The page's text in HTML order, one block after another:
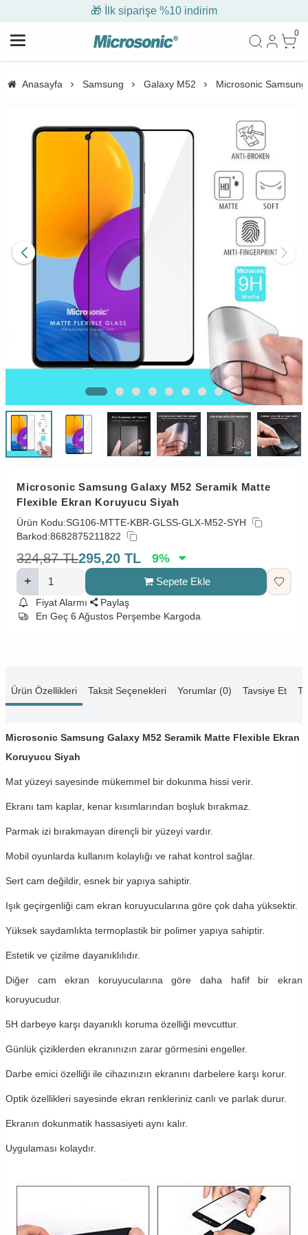
🎁 İlk siparişe %10 indirim
0
Anasayfa Samsung Galaxy M52 Microsonic
Microsonic Samsung Galaxy M52 Seramik Matte
Flexible Ekran Koruyucu Siyah
Ürün Kodu:SG106-MTTE-KBR-GLSS-GLX-M52-SYH
Barkod:8682875211822
324,87 TL295,20 TL 9%
Sepete Ekle
Fiyat Alarmı
Paylaş
En Geç 6 Ağustos Perşembe Kargoda
Ürün Özellikleri Taksit Seçenekleri Yorumlar (0) Tavsiye Et
Microsonic Samsung Galaxy M52 Seramik Matte Flexible Ekran
Koruyucu Siyah
Mat yüzeyi sayesinde mükemmel bir dokunma hissi verir.
Ekranı tam kaplar, kenar kısımlarından boşluk bırakmaz.
Parmak izi bırakmayan dirençli bir yüzeyi vardır.
Mobil oyunlarda kullanım kolaylığı ve rahat kontrol sağlar.
Sert cam değildir, esnek bir yapıya sahiptir.
Işık geçirgenliği cam ekran koruyucularına göre çok daha yüksektir.
Yüksek saydamlıkta termoplastik bir polimer yapıya sahiptir.
Estetik ve çizilme dayanıklılıdır.
Diğer cam ekran koruyucularına göre daha hafif bir ekran
koruyucudur.
5H darbeye karşı dayanıklı koruma özelliği mevcuttur.
Günlük çiziklerden ekranınızın zarar görmesini engeller.
Darbe emici özelliği ile cihazınızın ekranını darbelere karşı korur.
Optik özellikleri sayesinde ekran renkleriniz canlı ve parlak durur.
Ekranın dokunmatik hassasiyeti aynı kalır.
Uygulaması kolaydır.